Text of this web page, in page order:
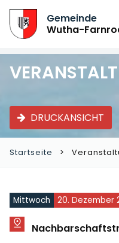
Gemeinde
Wutha-
DRUCKANSICHT
Startseite
Mittwoch 20. Dezember